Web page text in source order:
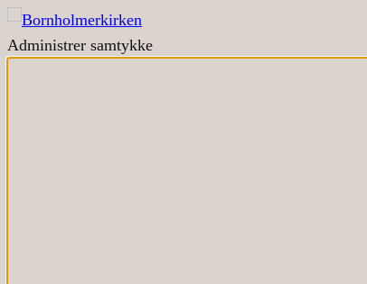
Administrer samtykke